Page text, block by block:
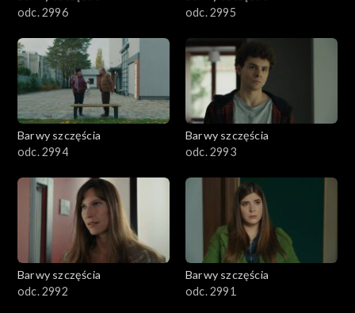
2301–2400
2201–2300
2101–2200
2001–2100
1801–1900
1701–1800
1601–1700
odc. 2996
odc. 2995
Barwy szczęścia
odc. 2994
Barwy szczęścia
odc. 2993
Barwy szczęścia
odc. 2992
Barwy szczęścia
odc. 2991